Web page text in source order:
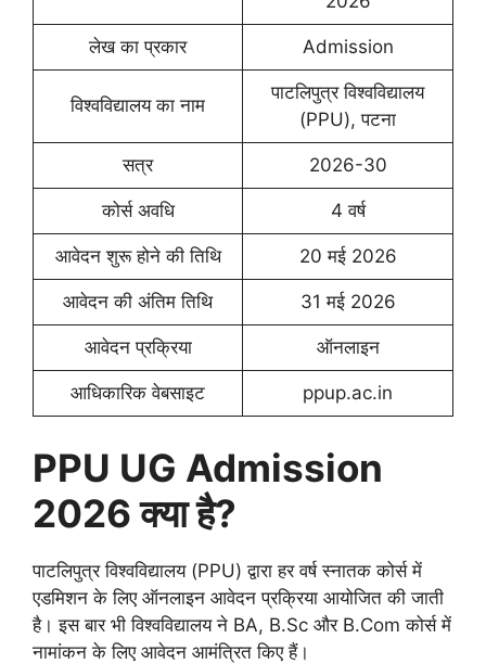
लेख का प्रकार Admission
विश्वविद्यालय का नाम
पाटलिपुत्र विश्वविद्यालय
(PPU), पटना
सत्र 2026-30
कोर्स अवधि 4 वर्ष
आवेदन शुरू होने की तिथि 20 मई 2026
आवेदन की अंतिम तिथि 31 मई 2026
आवेदन प्रक्रिया ऑनलाइन
आधिकारिक वेबसाइट ppup.ac.in
PPU UG Admission
2026 क्या है?
पाटलिपुत्र विश्वविद्यालय (PPU) द्वारा हर वर्ष स्नातक कोर्स में
एडमिशन के लिए ऑनलाइन आवेदन प्रक्रिया आयोजित की जाती
है। इस बार भी विश्वविद्यालय ने BA, B.Sc और B.Com कोर्स में
नामांकन के लिए आवेदन आमंत्रित किए हैं।